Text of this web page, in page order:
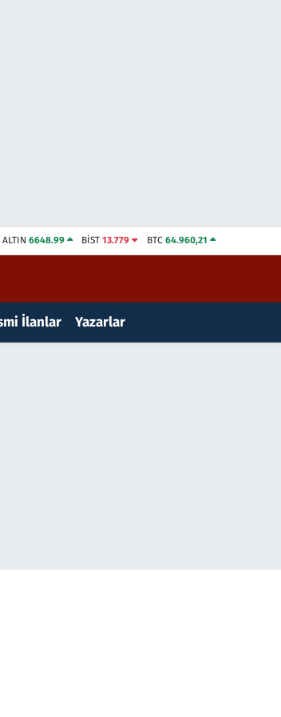
ALTIN 6648.99 BİST13.779 BTC 64.960,21
İlanlar Yazarlar